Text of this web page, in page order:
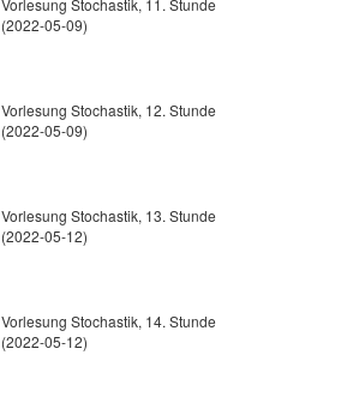
Vorlesung Stochastik, 11. Stunde
(2022-05-09)
Vorlesung Stochastik, 12. Stunde
(2022-05-09)
Vorlesung Stochastik, 13. Stunde
(2022-05-12)
Vorlesung Stochastik, 14. Stunde
(2022-05-12)